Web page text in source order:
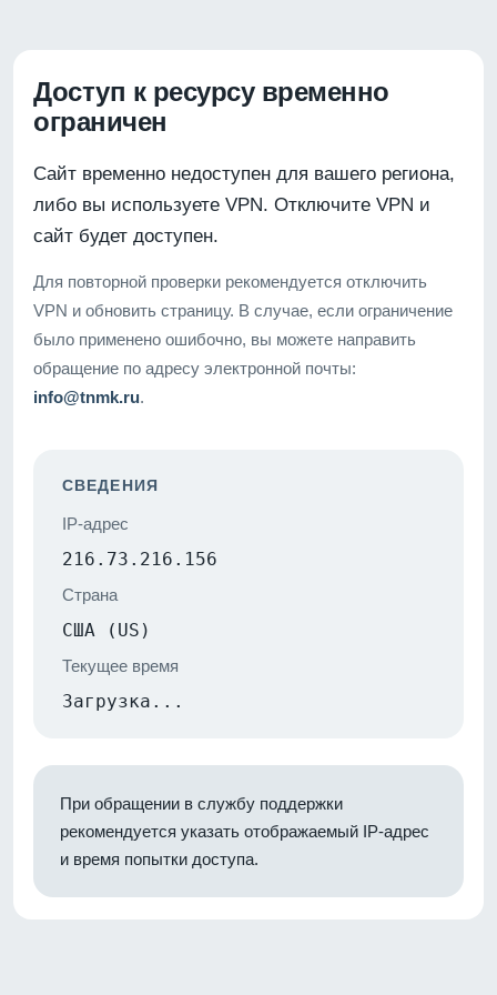
Доступ к ресурсу временно
ограничен
Сайт временно недоступен для вашего региона,
либо вы используете VPN. Отключите VPN и
сайт будет доступен.
Для повторной проверки рекомендуется отключить
VPN и обновить страницу. В случае, если ограничение
было применено ошибочно, вы можете направить
обращение по адресу электронной почты:
info@tnmk.ru.
СВЕДЕНИЯ
IP-адрес
216.73.216.156
Страна
США (US)
Текущее время
Загрузка...
При обращении в службу поддержки
рекомендуется указать отображаемый IP-адрес
и время попытки доступа.